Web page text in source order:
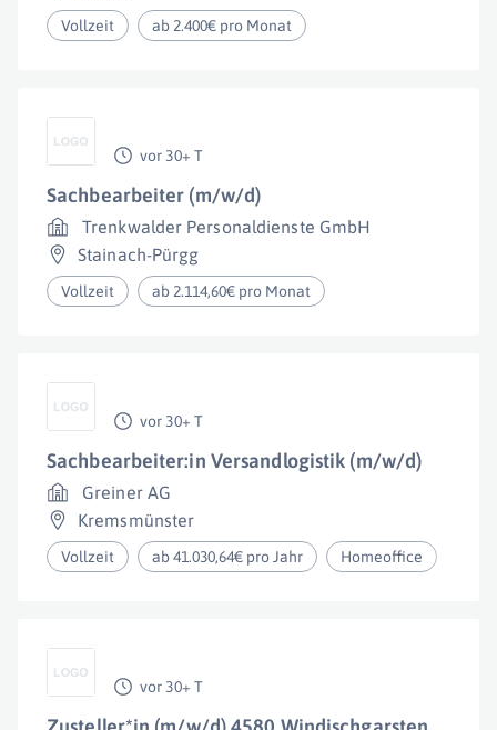
Vollzeit ab 2.400€ pro Monat
vor 30+ T
Sachbearbeiter (m/w/d)
Trenkwalder Personaldienste GmbH
Stainach-Pürgg
Vollzeit ab 2.114,60€ pro Monat
vor 30+ T
Sachbearbeiter:in Versandlogistik (m/w/d)
Greiner AG
Kremsmünster
Vollzeit ab 41.030,64€ pro Jahr Homeoffice
vor 30+ T